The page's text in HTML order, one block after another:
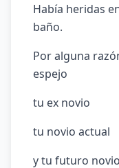
Había heridas
baño.
Por alguna
espejo
tu ex novio
tu novio actual
y tu futuro novio